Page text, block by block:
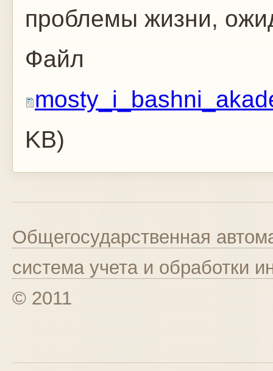
проблемы жизни,
Файл
KB)
Общегосударственная
система учета и обработки
© 2011